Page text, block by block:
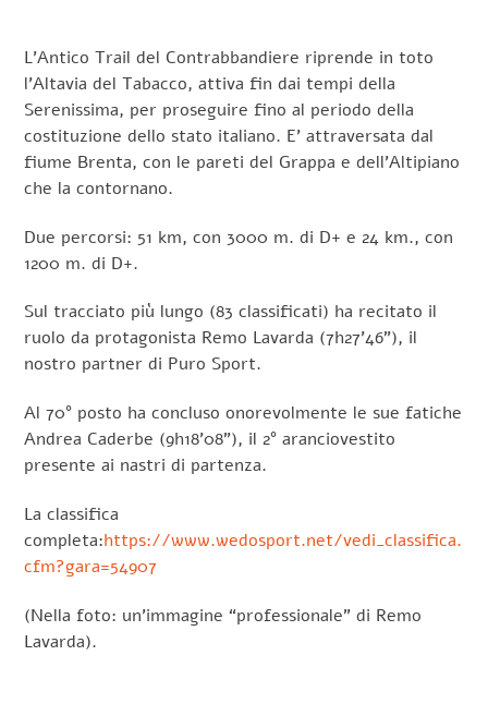
L’Antico Trail del Contrabbandiere riprende in toto
l’Altavia del Tabacco, attiva fin dai tempi della
Serenissima, per proseguire fino al periodo della
costituzione dello stato italiano. E’ attraversata dal
fiume Brenta, con le pareti del Grappa e dell’Altipiano
che la contornano.
Due percorsi: 51 km, con 3000 m. di D+ e 24 km., con
1200 m. di D+.
Sul tracciato più lungo (83 classificati) ha recitato il
ruolo da protagonista Remo Lavarda (7h27’46”), il
nostro partner di Puro Sport.
Al 70° posto ha concluso onorevolmente le sue fatiche
Andrea Caderbe (9h18’08”), il 2° aranciovestito
presente ai nastri di partenza.
La classifica
completa:https://www.wedosport.net/vedi_classifica.
cfm?gara=54907
(Nella foto: un’immagine “professionale” di Remo
Lavarda).